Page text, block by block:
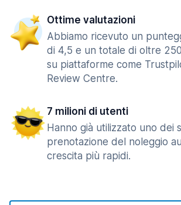
Ottime valutazioni
Abbiamo ricevuto un
di 4,5 e un totale di oltre
su piattaforme come
Review Centre.
7 milioni di utenti
Hanno già utilizzato uno dei
prenotazione del noleggio
crescita più rapidi.